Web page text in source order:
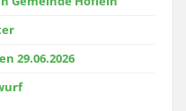
29.06.2026